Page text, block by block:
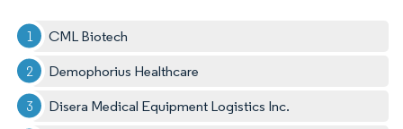
CML Biotech
Demophorius Healthcare
Disera Medical Equipment Logistics Inc.